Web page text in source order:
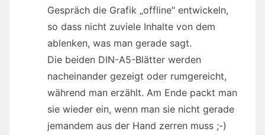
Gespräch die Grafik „offline“ entwickeln,
so dass nicht zuviele Inhalte von dem
ablenken, was man gerade sagt.
Die beiden DIN-A5-Blätter werden
nacheinander gezeigt oder rumgereicht,
während man erzählt. Am Ende packt man
sie wieder ein, wenn man sie nicht gerade
jemandem aus der Hand zerren muss ;-)